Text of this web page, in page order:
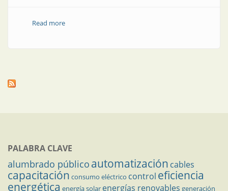
Read moreabout La generación distribuida de energía renovable
PALABRA CLAVE
alumbrado público automatización cables
capacitación consumo eléctrico control eficiencia
energética energía solar energías renovables generación